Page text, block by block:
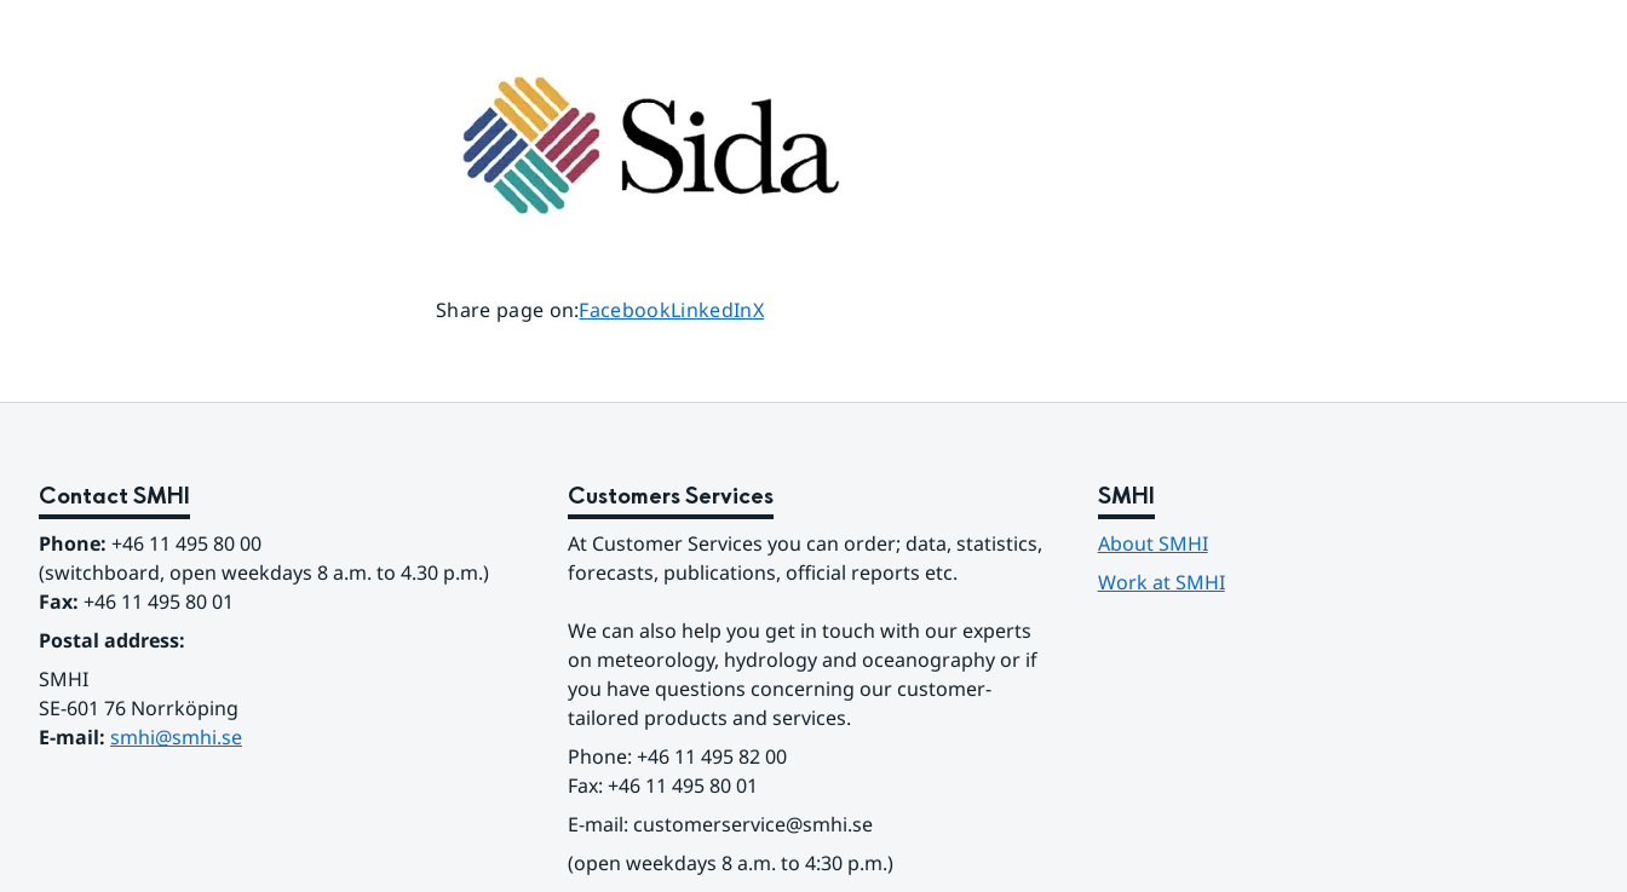
Share page on:Share page on
FacebookShare page on
LinkedInShare page on
X
Contact SMHI
Phone: +46 11 495 80 00
(switchboard, open weekdays 8 a.m. to 4.30 p.m.)
Fax: +46 11 495 80 01
Postal address:
SMHI
SE-601 76 Norrköping
E-mail: smhi@smhi.se
Customers Services
At Customer Services you can order; data, statistics,
forecasts, publications, official reports etc.
We can also help you get in touch with our experts
on meteorology, hydrology and oceanography or if
you have questions concerning our customer-
tailored products and services.
Phone: +46 11 495 82 00
Fax: +46 11 495 80 01
E-mail: customerservice@smhi.se
(open weekdays 8 a.m. to 4:30 p.m.)
SMHI
About SMHI
Work at SMHI